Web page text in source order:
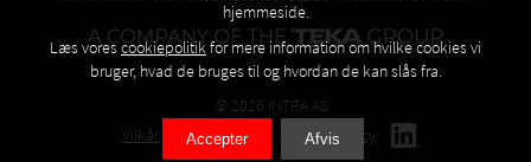
© 2026 INTRA AS
Vilkår
Privacy policy Cookies policy
hjemmeside.
Læs vorescookiepolitik for mere information om hvilke cookies vi
bruger, hvad de bruges til og hvordan de kan slås fra.
Accepter Afvis